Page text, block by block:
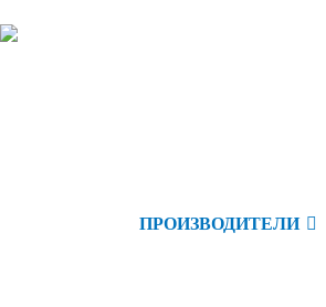
ПРОИЗВОДИТЕЛИ